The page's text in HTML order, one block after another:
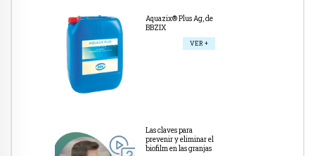
Aquazix® Plus Ag, de
BBZIX
VER +
Las claves para
prevenir y eliminar el
biofilm en las granjas